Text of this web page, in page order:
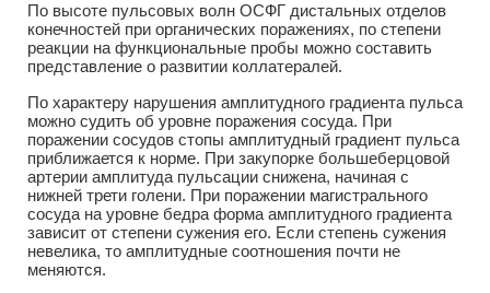
По высоте пульсовых волн ОСФГ дистальных отделов
конечностей при органических поражениях, по степени
реакции на функциональные пробы можно составить
представление о развитии коллатералей.
По характеру нарушения амплитудного градиента пульса
можно судить об уровне поражения сосуда. При
поражении сосудов стопы амплитудный градиент пульса
приближается к норме. При закупорке большеберцовой
артерии амплитуда пульсации снижена, начиная с
нижней трети голени. При поражении магистрального
сосуда на уровне бедра форма амплитудного градиента
зависит от степени сужения его. Если степень сужения
невелика, то амплитудные соотношения почти не
меняются.